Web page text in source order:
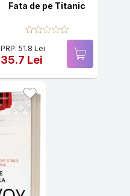
Fata de pe Titanic
PRP: 51.8 Lei
35.7 Lei